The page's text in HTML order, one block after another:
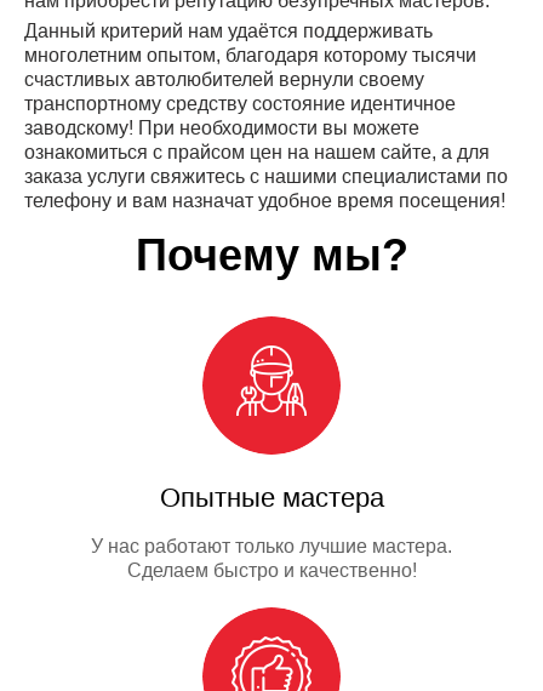
Данный критерий нам удаётся поддерживать
многолетним опытом, благодаря которому тысячи
счастливых автолюбителей вернули своему
транспортному средству состояние идентичное
заводскому! При необходимости вы можете
ознакомиться с прайсом цен на нашем сайте, а для
заказа услуги свяжитесь с нашими специалистами по
телефону и вам назначат удобное время посещения!
Почему мы?
Опытные мастера
У нас работают только лучшие мастера.
Сделаем быстро и качественно!